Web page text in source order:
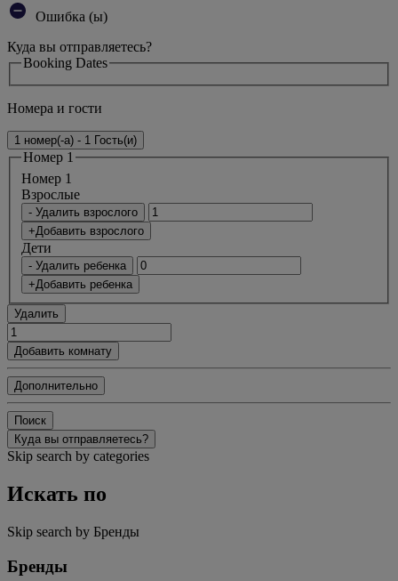
Ошибка (ы)
Куда вы отправляетесь?
Booking Dates
Номера и гости
1 номер(-а) - 1 Гость(и)
Номер 1
Номер 1
Bзрослые
- Удалить взрослого
+Добавить взрослого
Дети
- Удалить ребенка
+Добавить ребенка
Удалить
Добавить комнату
Дополнительно
Поиск
Куда вы отправляетесь?
Skip search by categories
Искать по
Skip search by Бренды
Бренды